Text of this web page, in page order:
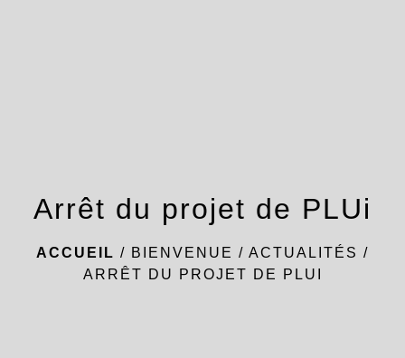
Arrêt du projet de PLUi
ACCUEIL / BIENVENUE / ACTUALITÉS /
ARRÊT DU PROJET DE PLUI